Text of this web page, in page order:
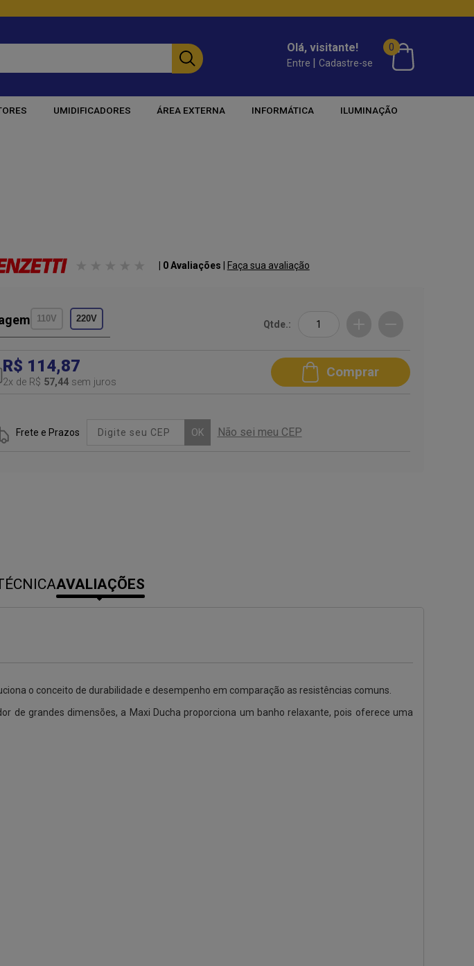
Olá, visitante!
Entre | Cadastre-se
0
UMIDIFICADORES ÁREA EXTERNA INFORMÁTICA ILUMINAÇÃO
| 0 Avaliações Faça sua avaliação
110V 220V
Qtde.:
R$ 114,87
2x de R$ 57,44 sem juros
Comprar
Frete e Prazos OK Não sei meu CEP
AVALIAÇÕES
o conceito de durabilidade e desempenho em comparação as resistências comuns.
de grandes dimensões, a Maxi Ducha proporciona um banho relaxante, pois oferece uma